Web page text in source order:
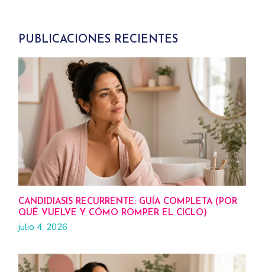
PUBLICACIONES RECIENTES
CANDIDIASIS RECURRENTE: GUÍA COMPLETA (POR
QUÉ VUELVE Y CÓMO ROMPER EL CICLO)
julio 4, 2026